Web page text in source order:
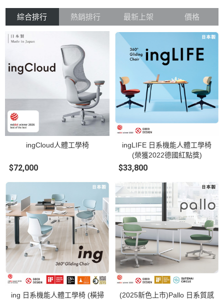
綜合排行 熱銷排行 最新上架 價格
ingCloud人體工學椅
$72,000
ingLIFE 日系機能人體工學椅
(榮獲2022德國紅點獎)
$33,800
ing 日系機能人體工學椅 (橫掃
(2025新色上市)Pallo 日系質感